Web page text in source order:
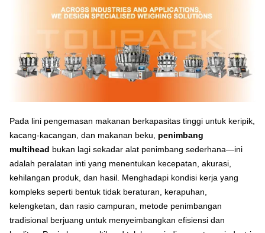
Pada lini pengemasan makanan berkapasitas tinggi untuk keripik,
kacang-kacangan, dan makanan beku, penimbang
multihead bukan lagi sekadar alat penimbang sederhana—ini
adalah peralatan inti yang menentukan kecepatan, akurasi,
kehilangan produk, dan hasil. Menghadapi kondisi kerja yang
kompleks seperti bentuk tidak beraturan, kerapuhan,
kelengketan, dan rasio campuran, metode penimbangan
tradisional berjuang untuk menyeimbangkan efisiensi dan